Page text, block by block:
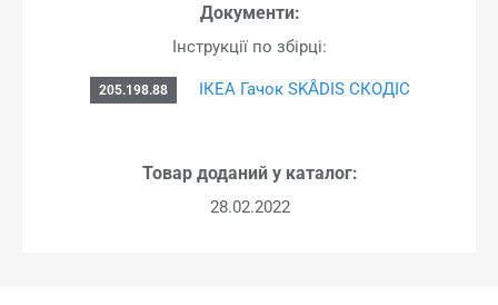
Документи:
Інструкції по збірці:
205.198.88 ІКЕА Гачок SKÅDIS СКОДІС
Товар доданий у каталог:
28.02.2022